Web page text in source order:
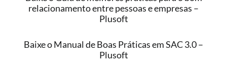
relacionamento entre pessoas e empresas –
Plusoft
Baixe o Manual de Boas Práticas em SAC 3.0 –
Plusoft